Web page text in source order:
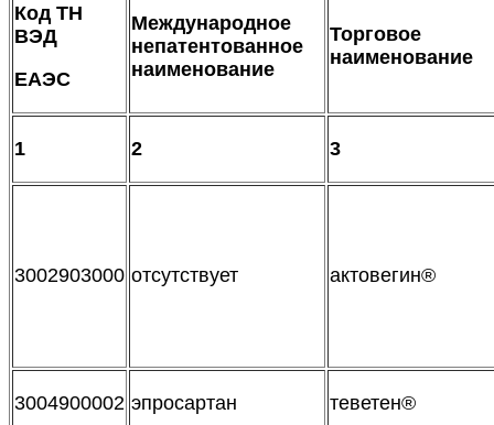
Код ТН
ВЭД
ЕАЭС
Международное
непатентованное
наименование
Торговое
наименование
1 2 3
3002903000 отсутствует актовегин®
3004900002 эпросартан теветен®